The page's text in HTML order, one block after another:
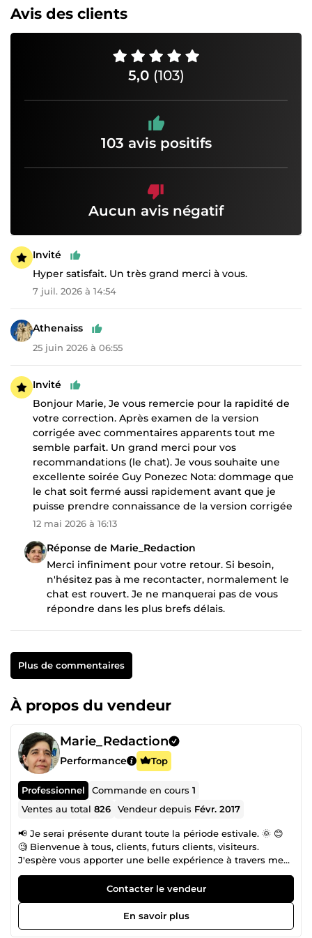
Avis des clients
5,0 (103)
103 avis positifs
Aucun avis négatif
Invité
Hyper satisfait. Un très grand merci à vous.
7 juil. 2026 à 14:54
Athenaiss
25 juin 2026 à 06:55
Invité
Bonjour Marie, Je vous remercie pour la rapidité de
votre correction. Après examen de la version
corrigée avec commentaires apparents tout me
semble parfait. Un grand merci pour vos
recommandations (le chat). Je vous souhaite une
excellente soirée Guy Ponezec Nota: dommage que
le chat soit fermé aussi rapidement avant que je
puisse prendre connaissance de la version corrigée
12 mai 2026 à 16:13
Réponse de Marie_Redaction
Merci infiniment pour votre retour. Si besoin,
n'hésitez pas à me recontacter, normalement le
chat est rouvert. Je ne manquerai pas de vous
répondre dans les plus brefs délais.
Plus de commentaires
À propos du vendeur
Marie_Redaction
Performance Top
Professionnel Commande en cours1
Ventes au total826 Vendeur depuis Févr. 2017
📢 Je serai présente durant toute la période estivale. 🌞 😊
🧐 Bienvenue à tous, clients, futurs clients, visiteurs.
J'espère vous apporter une belle expérience à travers mes
prestations. 🤩 ⭕ Veillez à bien choisir la prestation ET les
options appropriées à votre besoin afin d'éviter
l'ANNULATION d'une commande passée. Si vous avez un
doute, n'hésitez pas à me contacter auparavant. Merci
infiniment. 🙏 🗨️❓ Si vous avez des questions, n'hésitez pas
Contacter le vendeur
En savoir plus